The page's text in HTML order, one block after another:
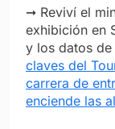
➞ Reviví el
exhibición en
y los datos
claves del
carrera de
enciende las